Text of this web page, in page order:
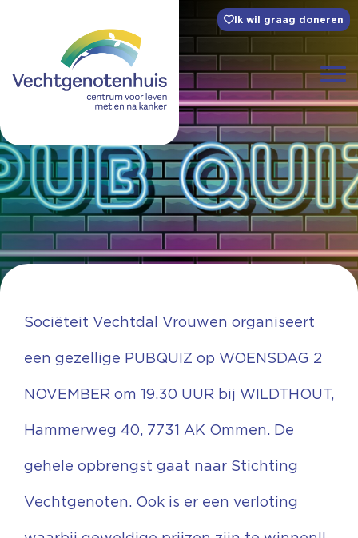
Ik wil graag doneren
Sociëteit Vechtdal Vrouwen organiseert
een gezellige PUBQUIZ op WOENSDAG 2
NOVEMBER om 19.30 UUR bij WILDTHOUT,
Hammerweg 40, 7731 AK Ommen. De
gehele opbrengst gaat naar Stichting
Vechtgenoten. Ook is er een verloting